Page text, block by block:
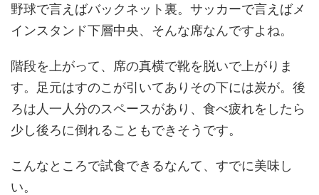
野球で言えばバックネット裏。サッカーで言えばメ
インスタンド下層中央、そんな席なんですよね。
階段を上がって、席の真横で靴を脱いで上がりま
す。足元はすのこが引いてありその下には炭が。後
ろは人一人分のスペースがあり、食べ疲れをしたら
少し後ろに倒れることもできそうです。
こんなところで試食できるなんて、すでに美味し
い。